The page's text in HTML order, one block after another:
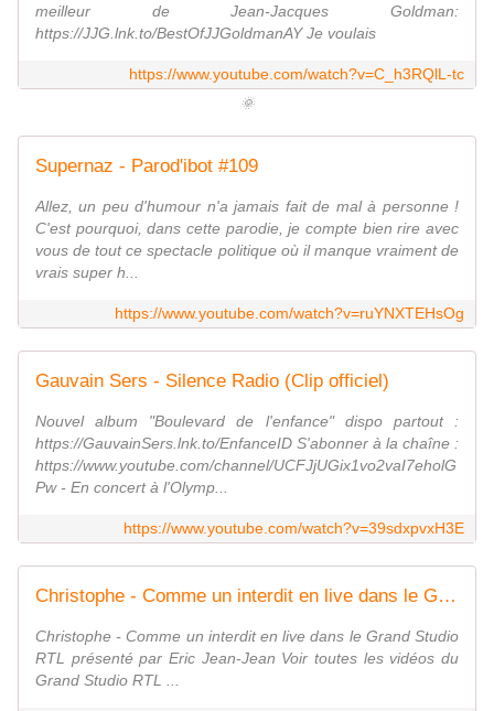
meilleur de Jean-Jacques Goldman:
https://JJG.lnk.to/BestOfJJGoldmanAY Je voulais
https://www.youtube.com/watch?v=C_h3RQlL-tc
🌞
Supernaz - Parod'ibot #109
Allez, un peu d'humour n'a jamais fait de mal à personne !
C'est pourquoi, dans cette parodie, je compte bien rire avec
vous de tout ce spectacle politique où il manque vraiment de
vrais super h...
https://www.youtube.com/watch?v=ruYNXTEHsOg
Gauvain Sers - Silence Radio (Clip officiel)
Nouvel album "Boulevard de l'enfance" dispo partout :
https://GauvainSers.lnk.to/EnfanceID S'abonner à la chaîne :
https://www.youtube.com/channel/UCFJjUGix1vo2vaI7eholG
Pw - En concert à l'Olymp...
https://www.youtube.com/watch?v=39sdxpvxH3E
Christophe - Comme un interdit en live dans le Grand Studio RTL - RTL - RTL
Christophe - Comme un interdit en live dans le Grand Studio
RTL présenté par Eric Jean-Jean Voir toutes les vidéos du
Grand Studio RTL ...